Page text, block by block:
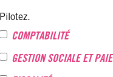
Pilotez.
COMPTABILITÉ
GESTION SOCIALE ET PAIE